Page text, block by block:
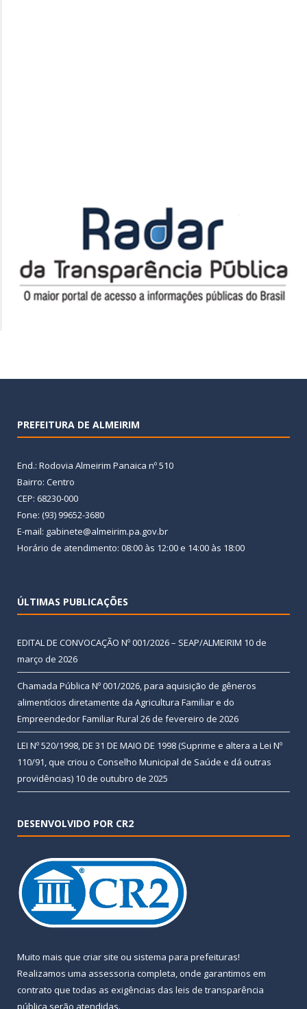
PREFEITURA DE ALMEIRIM
End.: Rodovia Almeirim Panaica nº 510
Bairro: Centro
CEP: 68230-000
Fone: (93) 99652-3680
E-mail: gabinete@almeirim.pa.gov.br
Horário de atendimento: 08:00 às 12:00 e 14:00 às 18:00
ÚLTIMAS PUBLICAÇÕES
EDITAL DE CONVOCAÇÃO Nº 001/2026 – SEAP/ALMEIRIM 10 de
março de 2026
Chamada Pública Nº 001/2026, para aquisição de gêneros
alimentícios diretamente da Agricultura Familiar e do
Empreendedor Familiar Rural 26 de fevereiro de 2026
LEI Nº 520/1998, DE 31 DE MAIO DE 1998 (Suprime e altera a Lei Nº
110/91, que criou o Conselho Municipal de Saúde e dá outras
providências) 10 de outubro de 2025
DESENVOLVIDO POR CR2
Muito mais que criar site ou sistema para prefeituras!
Realizamos uma assessoria completa, onde garantimos em
contrato que todas as exigências das leis de transparência
pública serão atendidas.